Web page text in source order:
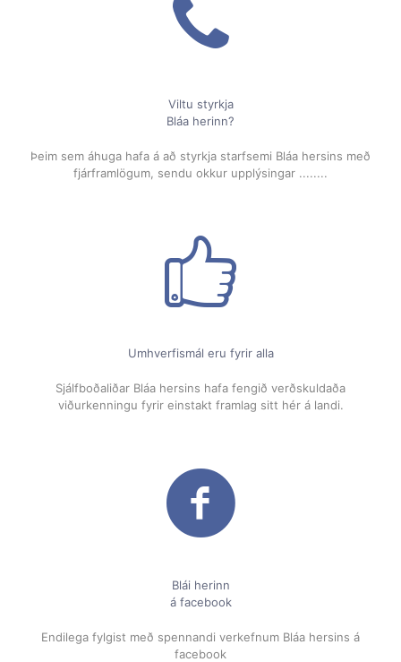
Viltu styrkja
Bláa herinn?
Þeim sem áhuga hafa á að styrkja starfsemi Bláa hersins með
fjárframlögum, sendu okkur upplýsingar ........
Umhverfismál eru fyrir alla
Sjálfboðaliðar Bláa hersins hafa fengið verðskuldaða
viðurkenningu fyrir einstakt framlag sitt hér á landi.
Blái herinn
á facebook
Endilega fylgist með spennandi verkefnum Bláa hersins á
facebook